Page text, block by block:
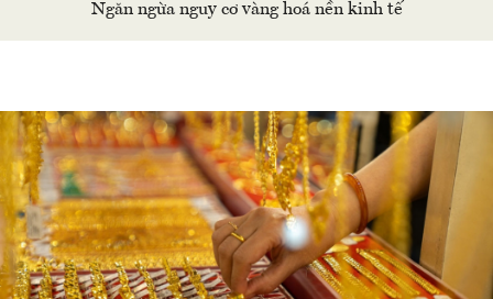
Ngăn ngừa nguy cơ vàng hoá nền kinh tế